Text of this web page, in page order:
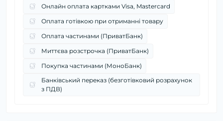
Онлайн оплата картками Visa, Mastercard
Оплата готівкою при отриманні товару
Оплата частинами (ПриватБанк)
Миттєва розстрочка (ПриватБанк)
Покупка частинами (МоноБанк)
Банківський переказ (безготівковий розрахунок
з ПДВ)